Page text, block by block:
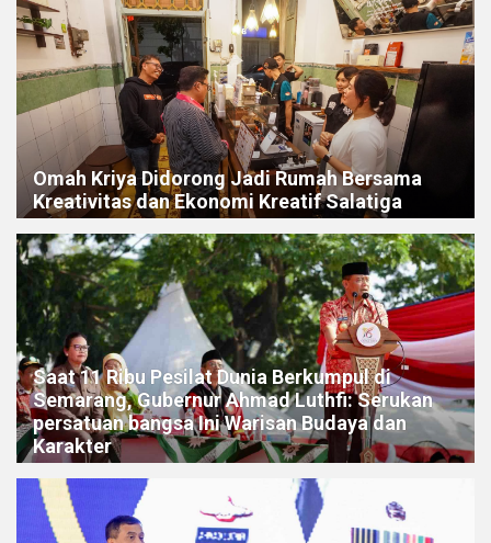
Omah Kriya Didorong Jadi Rumah Bersama
Kreativitas dan Ekonomi Kreatif Salatiga
Saat 11 Ribu Pesilat Dunia Berkumpul di
Semarang, Gubernur Ahmad Luthfi: Serukan
persatuan bangsa Ini Warisan Budaya dan
Karakter